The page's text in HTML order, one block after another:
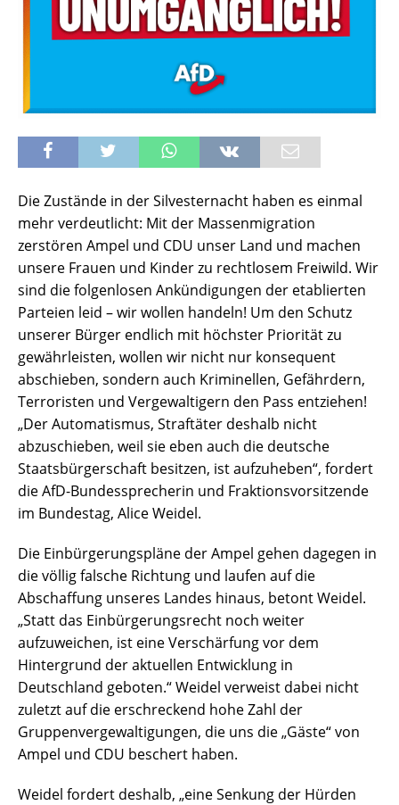
Die Zustände in der Silvesternacht haben es einmal
mehr verdeutlicht: Mit der Massenmigration
zerstören Ampel und CDU unser Land und machen
unsere Frauen und Kinder zu rechtlosem Freiwild. Wir
sind die folgenlosen Ankündigungen der etablierten
Parteien leid – wir wollen handeln! Um den Schutz
unserer Bürger endlich mit höchster Priorität zu
gewährleisten, wollen wir nicht nur konsequent
abschieben, sondern auch Kriminellen, Gefährdern,
Terroristen und Vergewaltigern den Pass entziehen!
„Der Automatismus, Straftäter deshalb nicht
abzuschieben, weil sie eben auch die deutsche
Staatsbürgerschaft besitzen, ist aufzuheben“, fordert
die AfD-Bundessprecherin und Fraktionsvorsitzende
im Bundestag, Alice Weidel.
Die Einbürgerungspläne der Ampel gehen dagegen in
die völlig falsche Richtung und laufen auf die
Abschaffung unseres Landes hinaus, betont Weidel.
„Statt das Einbürgerungsrecht noch weiter
aufzuweichen, ist eine Verschärfung vor dem
Hintergrund der aktuellen Entwicklung in
Deutschland geboten.“ Weidel verweist dabei nicht
zuletzt auf die erschreckend hohe Zahl der
Gruppenvergewaltigungen, die uns die „Gäste“ von
Ampel und CDU beschert haben.
Weidel fordert deshalb, „eine Senkung der Hürden